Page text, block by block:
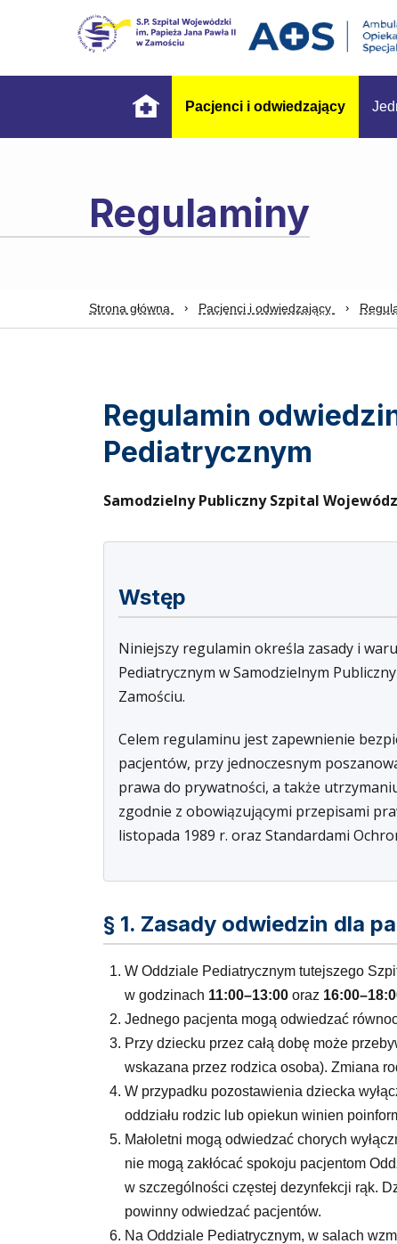
Pacjenci i odwiedzający
Regulaminy
Strona główna Pacjenci i odwiedzający
Regulamin
Pediatrycznym
Samodzielny Publiczny Szpital
Wstęp
Niniejszy regulamin określa zasady i
Pediatrycznym w Samodzielnym
Zamościu.
Celem regulaminu jest zapewnienie
pacjentów, przy jednoczesnym
prawa do prywatności, a także
zgodnie z obowiązującymi przepisami
listopada 1989 r. oraz Standardami
§ 1. Zasady odwiedzin dla
W Oddziale Pediatrycznym tutejszego
w godzinach 11:00–13:00 oraz
Jednego pacjenta mogą odwiedzać
Przy dziecku przez całą dobę może
wskazana przez rodzica osoba). Zmiana
W przypadku pozostawienia dziecka
oddziału rodzic lub opiekun winien
Małoletni mogą odwiedzać chorych
nie mogą zakłócać spokoju pacjentom
w szczególności częstej dezynfekcji rąk.
powinny odwiedzać pacjentów.
Na Oddziale Pediatrycznym, w salach